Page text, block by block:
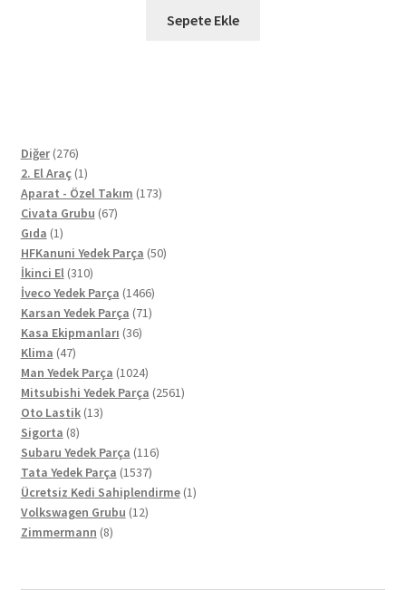
₺1.850,00.
Sepete Ekle
Diğer 276276
ürün
2. El Araç 11
ürün
Aparat - Özel Takım 173173
Civata Grubu 6767
Gıda 11
ürün
HFKanuni Yedek Parça 5050
İkinci El 310310
ürün
İveco Yedek Parça 14661466
ürün
Karsan Yedek Parça 7171
Kasa Ekipmanları 3636
Klima 4747
ürün
Man Yedek Parça 10241024
ürün
Mitsubishi Yedek Parça 25612561
Oto Lastik 1313
Sigorta 88
ürün
Subaru Yedek Parça 116116
Tata Yedek Parça 15371537
ürün
Ücretsiz Kedi Sahiplendirme 11
Volkswagen Grubu 1212
Zimmermann 88